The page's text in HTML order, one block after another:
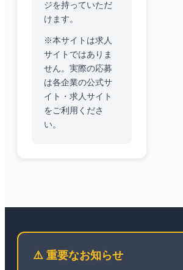
ジを持っていただ
けます。
※本サイトは求人
サイトではありま
せん。実際の応募
は各企業の公式サ
イト・求人サイト
をご利用くださ
い。
⚠️ 重要なお知らせ